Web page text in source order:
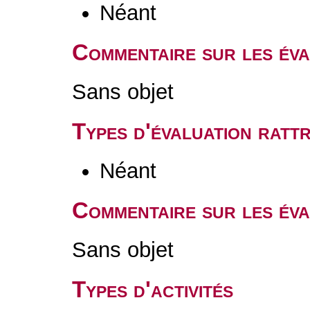
Néant
Commentaire sur les
Sans objet
Types d'évaluation
Néant
Commentaire sur les
Sans objet
Types d'activités